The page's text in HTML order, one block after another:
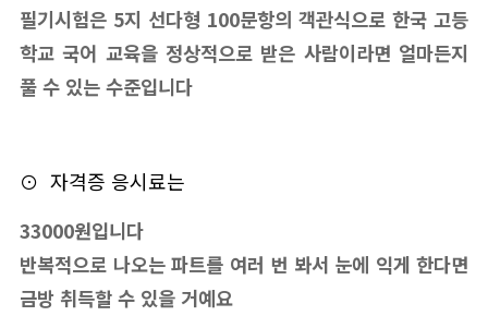
필기시험은 5지 선다형 100문항의 객관식으로 한국 고등
학교 국어 교육을 정상적으로 받은 사람이라면 얼마든지
풀 수 있는 수준입니다
⊙ 자격증 응시료는
33000원입니다
반복적으로 나오는 파트를 여러 번 봐서 눈에 익게 한다면
금방 취득할 수 있을 거예요